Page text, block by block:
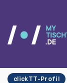
clickTT-Profil